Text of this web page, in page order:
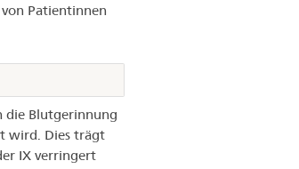
Patientinnen
die Blutgerinnung
wird. Dies trägt
IX verringert